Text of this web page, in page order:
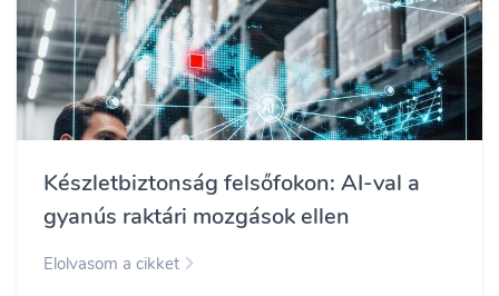
Készletbiztonság felsőfokon: AI-val a
gyanús raktári mozgások ellen
Elolvasom a cikket